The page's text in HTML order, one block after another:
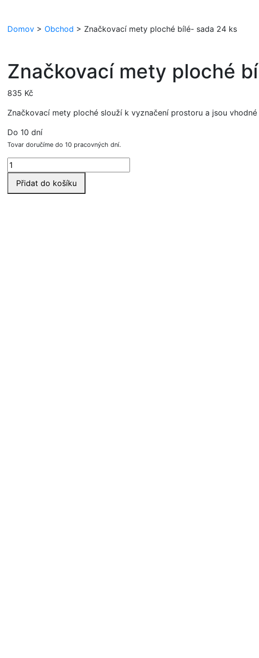
Domov > Obchod > Značkovací mety ploché bílé- sada 24 ks
Značkovací mety ploché
835 Kč
Značkovací mety ploché slouží k vyznačení prostoru a jsou
Do 10 dní
Tovar doručíme do 10 pracovných dní.
Značkovací
mety
ploché
Přidat do košíku